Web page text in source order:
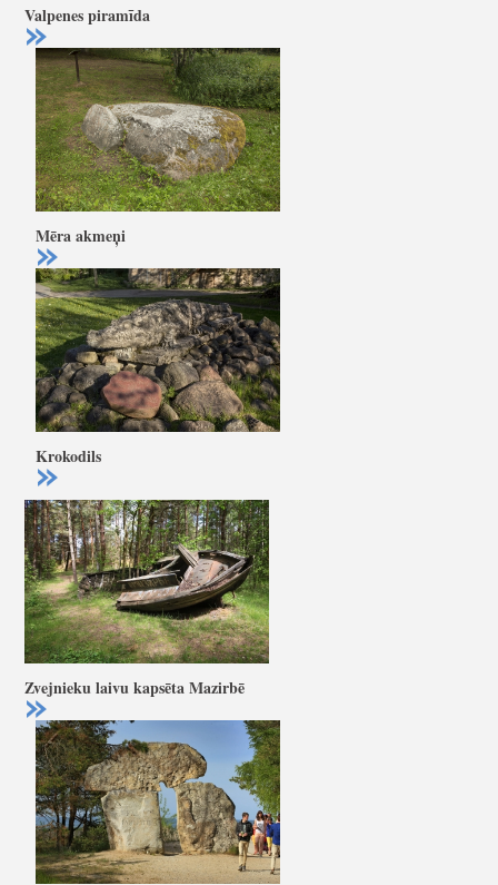
Valpenes piramīda
Mēra akmeņi
Krokodils
Zvejnieku laivu kapsēta Mazirbē